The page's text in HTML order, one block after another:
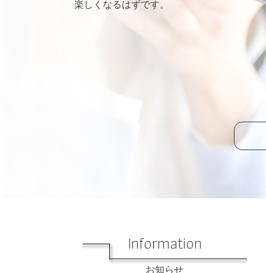
楽しくなるはずです。
Information
お知らせ